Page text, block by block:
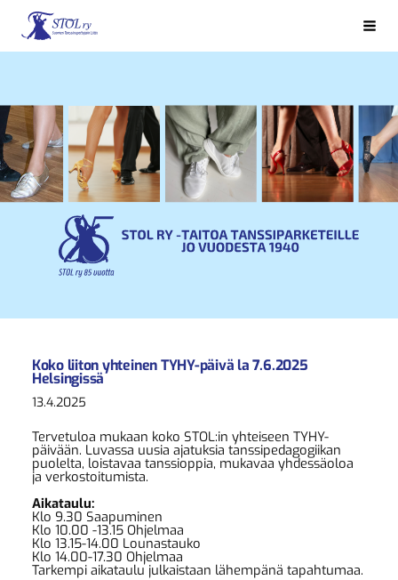
Siirry
sivun
sisältöön
Suomen Tanssinopettajain Liitto STOL ry
Koko liiton yhteinen TYHY-päivä la 7.6.2025
Helsingissä
13.4.2025
Tervetuloa mukaan koko STOL:in yhteiseen TYHY-
päivään. Luvassa uusia ajatuksia tanssipedagogiikan
puolelta, loistavaa tanssioppia, mukavaa yhdessäoloa
ja verkostoitumista.
Aikataulu:
Klo 9.30 Saapuminen
Klo 10.00 -13.15 Ohjelmaa
Klo 13.15-14.00 Lounastauko
Klo 14.00-17.30 Ohjelmaa
Tarkempi aikataulu julkaistaan lähempänä tapahtumaa.